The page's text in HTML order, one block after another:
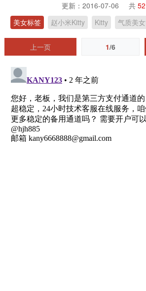
更新：2016-07-06 共52
美女标签
赵小米Kitty Kitty 气质美女
上一页 1/6